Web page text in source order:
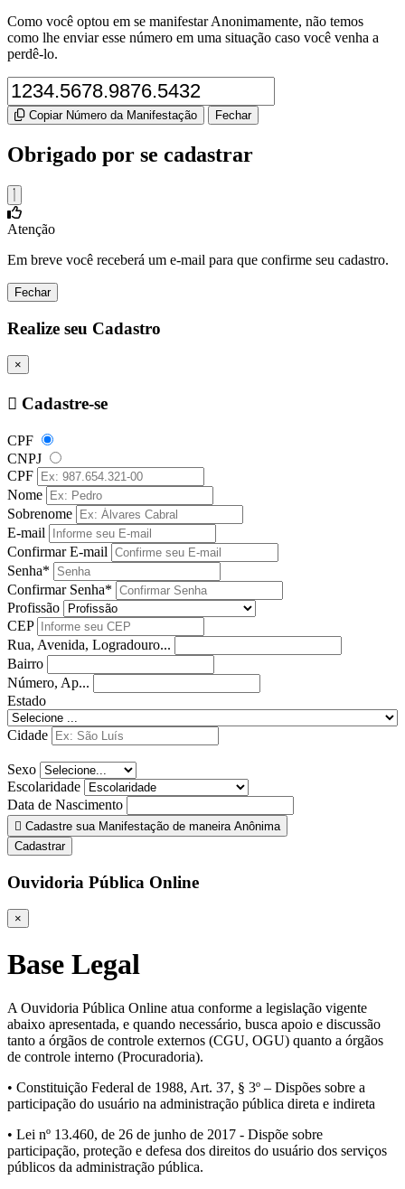
Como você optou em se manifestar Anonimamente, não temos
como lhe enviar esse número em uma situação caso você venha a
perdê-lo.
Copiar Número da Manifestação Fechar
Obrigado por se cadastrar
Atenção
Em breve você receberá um e-mail para que confirme seu cadastro.
Fechar
Realize seu Cadastro
×
Cadastre-se
CPF
CNPJ
CPF
Nome
Sobrenome
E-mail
Confirmar E-mail
Senha*
Confirmar Senha*
Profissão
CEP
Rua, Avenida, Logradouro...
Bairro
Número, Ap...
Estado
Cidade
Sexo
Escolaridade
Data de Nascimento
Cadastre sua Manifestação de maneira Anônima
Cadastrar
Ouvidoria Pública Online
×
Base Legal
A Ouvidoria Pública Online atua conforme a legislação vigente
abaixo apresentada, e quando necessário, busca apoio e discussão
tanto a órgãos de controle externos (CGU, OGU) quanto a órgãos
de controle interno (Procuradoria).
• Constituição Federal de 1988, Art. 37, § 3º – Dispões sobre a
participação do usuário na administração pública direta e indireta
• Lei nº 13.460, de 26 de junho de 2017 - Dispõe sobre
participação, proteção e defesa dos direitos do usuário dos serviços
públicos da administração pública.